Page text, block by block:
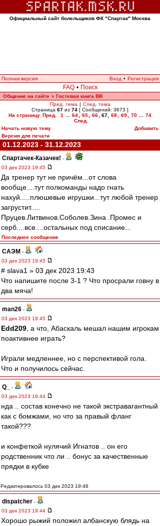
Официальный сайт болельщиков ФК "Спартак" Москва
Полная версия Вход • Регистрация
FAQ • Поиск
Общение на сайте » Гостевая книга ВВ
Пред. тема | След. тема
Страница 67 из 74 [ Сообщений: 3673 ]
На страницу Пред. 1 64 65 66 67 68 69 70
74
След.
Начать новую тему
Добавить
Версия для печати
01.12.2023 - 31.12.2023
Спартачек-Казачек! -
03 дек 2023 19:45
Да тренер тут не причём...от слова
вообще....тут полкоманды надо гнать
нахуй.....плюшевые игрушки...тут любой тренер
загрустит.....
Пруцев.Литвинов.Соболев.Зина .Промес и
серб....все....остальных под списание...
Последнее сообщение
САЭМ -
03 дек 2023 19:45
# slava1 » 03 дек 2023 19:43
Что напишите после 3-1 ? Что просрали говну в
два мяча!
man26 -
03 дек 2023 19:45
Edd209 , а что, Абаскаль мешал нашим игрокам
поактивнее играть?
Играли медленнее, но с перспективой гола.
Что и получилось сейчас.
Q_
-
03 дек 2023 19:44
нда .. состав конечно не такой экстравагантный
как с бомжами, но что за правый фланг
такой???
и конфеткой нулячий Игнатов .. он его
родственник что ли .. бонус за качественные
прядки в кубке
Редактировалось 03 дек 2023 19:46
dispatcher -
03 дек 2023 19:44
Хорошо рыжий положил албанскую блядь на